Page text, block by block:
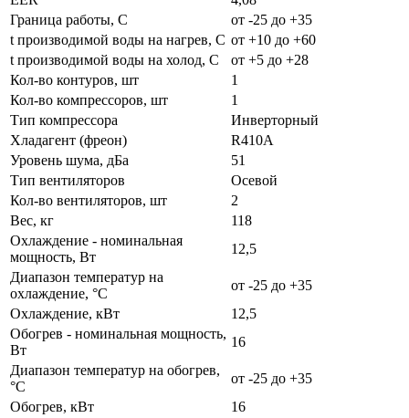
Граница работы, С
от -25 до +35
t производимой воды на нагрев, С от +10 до +60
t производимой воды на холод, С
от +5 до +28
Кол-во контуров, шт
1
Кол-во компрессоров, шт
1
Тип компрессора
Инверторный
Хладагент (фреон)
R410А
Уровень шума, дБа
51
Тип вентиляторов
Осевой
Кол-во вентиляторов, шт
2
Вес, кг
118
Охлаждение - номинальная
мощность, Вт
12,5
Диапазон температур на
охлаждение, °C
от -25 до +35
Охлаждение, кВт
12,5
Обогрев - номинальная мощность,
Вт
16
Диапазон температур на обогрев,
°C
от -25 до +35
Обогрев, кВт
16